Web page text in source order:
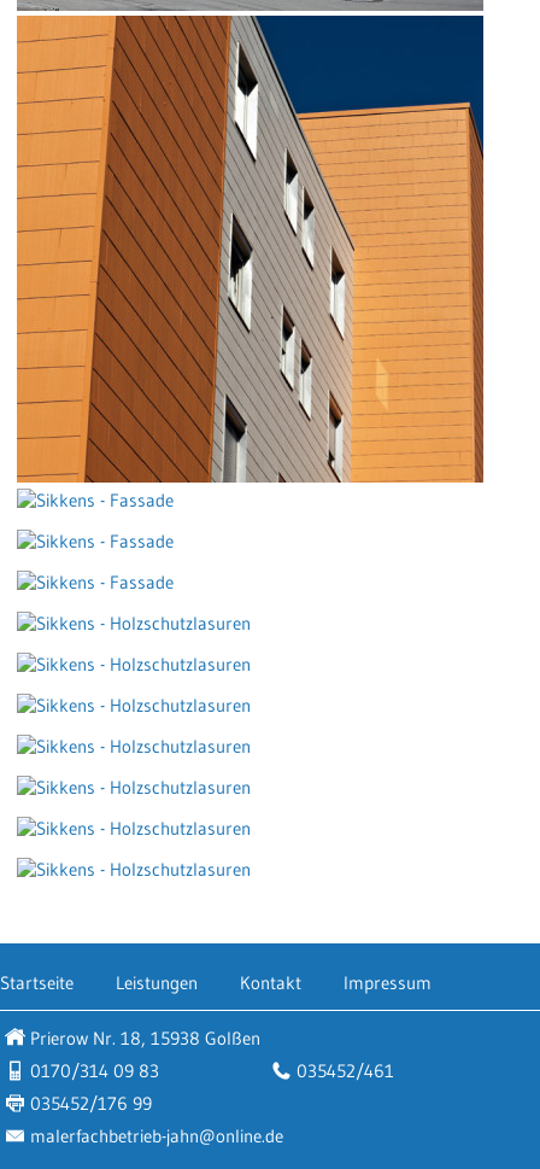
Startseite Leistungen Kontakt Impressum
Prierow Nr. 18, 15938 Golßen
0170/314 09 83
035452/461
035452/176 99
malerfachbetrieb-jahn@online.de